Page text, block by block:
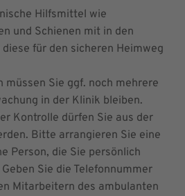
Hilfsmittel wie
und Schienen mit in den
für den sicheren Heimweg
müssen Sie ggf. noch mehrere
in der Klinik bleiben.
Kontrolle dürfen Sie aus der
Bitte arrangieren Sie eine
Person, die Sie persönlich
Sie die Telefonnummer
Mitarbeitern des ambulanten